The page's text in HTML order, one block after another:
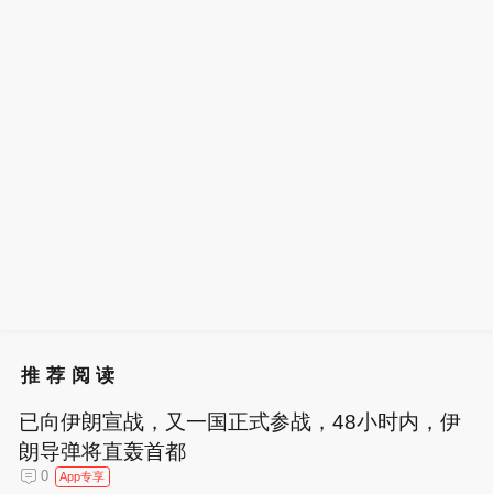
推荐阅读
已向伊朗宣战，又一国正式参战，48小时内，伊
朗导弹将直轰首都
0 App专享